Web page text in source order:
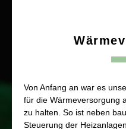
Von Anfang an war es
für die Wärmeversorgung
zu halten. So ist neben
Steuerung der